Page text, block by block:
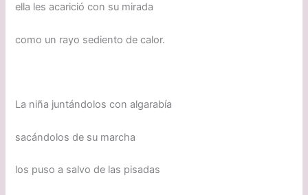
ella les acarició con su mirada
como un rayo sediento de calor.
La niña juntándolos con algarabía
sacándolos de su marcha
los puso a salvo de las pisadas